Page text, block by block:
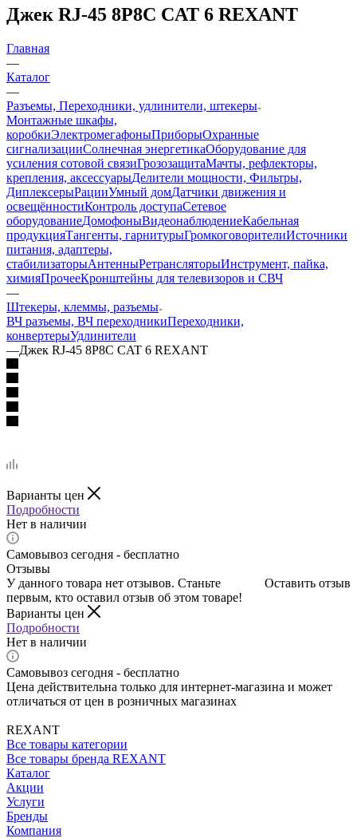
Джек RJ-45 8P8C CAT 6 REXANT
Главная
—
Каталог
—
Разъемы, Переходники, удлинители, штекеры
Монтажные шкафы,
коробкиЭлектромегафоныПриборыОхранные
сигнализацииСолнечная энергетикаОборудование для
усиления сотовой связиГрозозащитаМачты, рефлекторы,
крепления, аксессуарыДелители мощности, Фильтры,
ДиплексерыРацииУмный домДатчики движения и
освещённостиКонтроль доступаСетевое
оборудованиеДомофоныВидеонаблюдениеКабельная
продукцияТангенты, гарнитурыГромкоговорителиИсточники
питания, адаптеры,
стабилизаторыАнтенныРетрансляторыИнструмент, пайка,
химияПрочееКронштейны для телевизоров и СВЧ
—
Штекеры, клеммы, разъемы
ВЧ разъемы, ВЧ переходникиПереходники,
конвертерыУдлинители
—Джек RJ-45 8P8C CAT 6 REXANT
Варианты цен
Подробности
Нет в наличии
Самовывоз сегодня - бесплатно
Отзывы
Оставить отзыв
У данного товара нет отзывов. Станьте
первым, кто оставил отзыв об этом товаре!
Варианты цен
Подробности
Нет в наличии
Самовывоз сегодня - бесплатно
Цена действительна только для интернет-магазина и может
отличаться от цен в розничных магазинах
REXANT
Все товары категории
Все товары бренда REXANT
Каталог
Акции
Услуги
Бренды
Компания